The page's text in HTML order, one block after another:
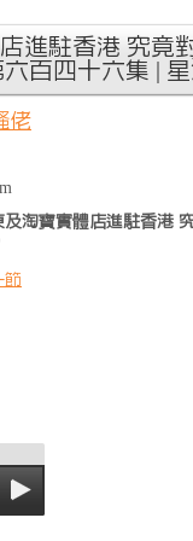
進駐香港 究竟
六百四十六集 |
佬
及淘寶實體店進駐香港
節